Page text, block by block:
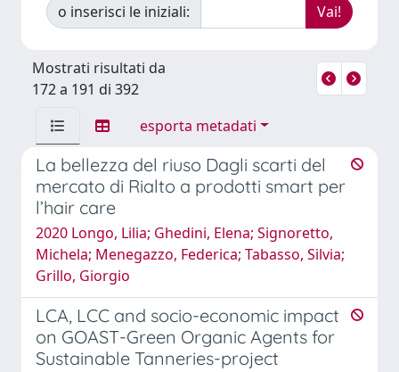
o inserisci le iniziali:
Mostrati risultati da
172 a 191 di 392
esporta metadati
La bellezza del riuso Dagli scarti del
mercato di Rialto a prodotti smart per
l’hair care
2020 Longo, Lilia; Ghedini, Elena; Signoretto,
Michela; Menegazzo, Federica; Tabasso, Silvia;
Grillo, Giorgio
LCA, LCC and socio-economic impact
on GOAST-Green Organic Agents for
Sustainable Tanneries-project